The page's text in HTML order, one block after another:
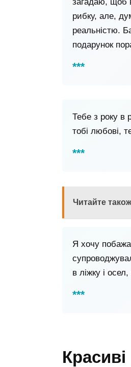
рибку, але,
реальністю.
подарунок
Тебе з року в
тобі любові,
Читайте
Я хочу
в ліжку і